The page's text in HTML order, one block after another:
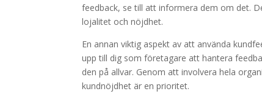
feedback, se till att informera dem om det.
lojalitet och nöjdhet.
En annan viktig aspekt av att använda
upp till dig som företagare att hantera
den på allvar. Genom att involvera hela
kundnöjdhet är en prioritet.